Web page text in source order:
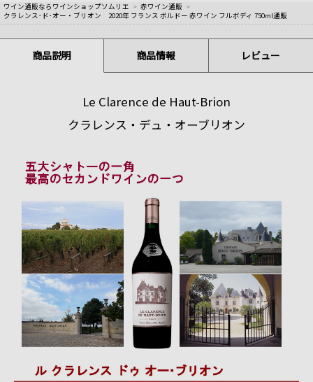
ワイン通販ならワインショップソムリエ > 赤ワイン通販 >
クラレンス･ド･オー・ブリオン 2020年 フランス ボルドー 赤ワイン フルボディ 750ml通販
商品説明 商品情報 レビュー
Le Clarence de Haut-Brion
クラレンス・デュ・オーブリオン